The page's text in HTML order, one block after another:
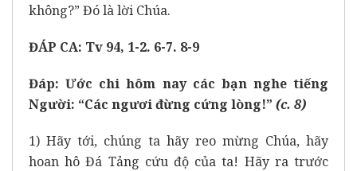
không?” Đó là lời Chúa.
ĐÁP CA: Tv 94, 1-2. 6-7. 8-9
Đáp: Ước chi hôm nay các bạn nghe tiếng
Người: “Các ngươi đừng cứng lòng!” (c. 8)
1) Hãy tới, chúng ta hãy reo mừng Chúa, hãy
hoan hô Đá Tảng cứu độ của ta! Hãy ra trước